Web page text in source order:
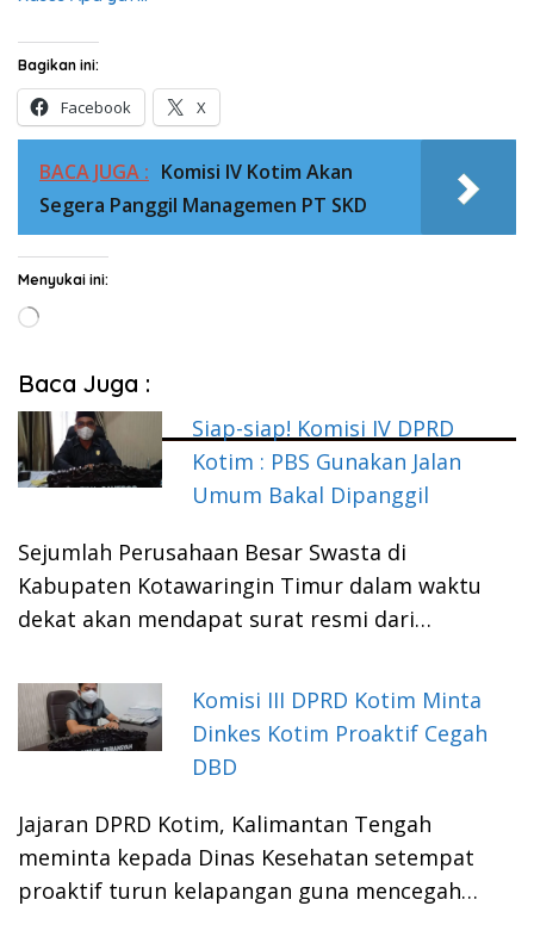
Bagikan ini:
Facebook X
BACA JUGA : Komisi IV Kotim Akan
Segera Panggil Managemen PT SKD
Menyukai ini:
Memuat...
Baca Juga :
Siap-siap! Komisi IV DPRD
Kotim : PBS Gunakan Jalan
Umum Bakal Dipanggil
Sejumlah Perusahaan Besar Swasta di
Kabupaten Kotawaringin Timur dalam waktu
dekat akan mendapat surat resmi dari…
Komisi III DPRD Kotim Minta
Dinkes Kotim Proaktif Cegah
DBD
Jajaran DPRD Kotim, Kalimantan Tengah
meminta kepada Dinas Kesehatan setempat
proaktif turun kelapangan guna mencegah…